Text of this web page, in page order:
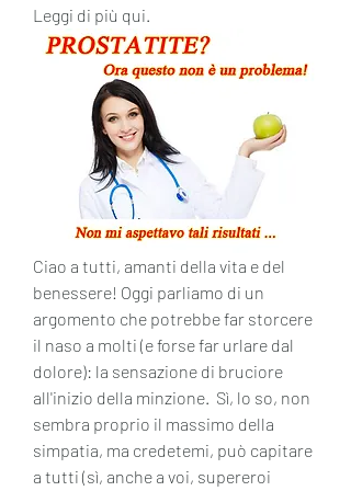
Leggi di più qui.
Ciao a tutti, amanti della vita e del
benessere! Oggi parliamo di un
argomento che potrebbe far storcere
il naso a molti (e forse far urlare dal
dolore): la sensazione di bruciore
all'inizio della minzione.  Sì, lo so, non
sembra proprio il massimo della
simpatia, ma credetemi, può capitare
a tutti (sì, anche a voi, supereroi